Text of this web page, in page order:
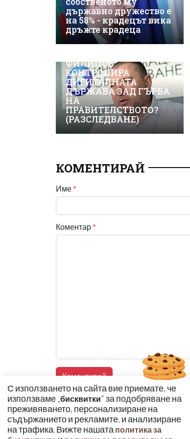
държавно дружество е
на 58% - крадецът вика
дръжте крадеца
ФИЛИПОВ
КОНТРОЛИРА
ДИГИТАЛНАТА
ДЪРЖАВА ЗАД ГЪРБА
НА
ПРАВИТЕЛСТВОТО?
(РАЗСЛЕДВАНЕ)
КОМЕНТИРАЙ
Име *
Коментар *
С използването на сайта вие приемате, че
използваме „бисквитки" за подобряване на
преживяването, персонализиране на
съдържанието и рекламите, и анализиране
на трафика. Вижте нашата политика за